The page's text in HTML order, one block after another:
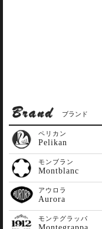
ブランド
ペリカン
Pelikan
モンブラン
Montblanc
アウロラ
Aurora
モンテグラッパ